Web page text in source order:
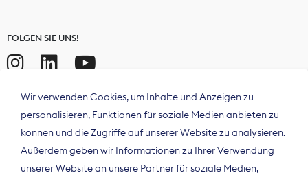
FOLGEN SIE UNS!
Wir verwenden Cookies, um Inhalte und Anzeigen zu
personalisieren, Funktionen für soziale Medien anbieten zu
können und die Zugriffe auf unserer Website zu analysieren.
Außerdem geben wir Informationen zu Ihrer Verwendung
unserer Website an unsere Partner für soziale Medien,